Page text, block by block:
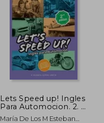
Lets Speed up! Ingles
Para Automocion. 2. ª
Edicion
María De Los M Esteban